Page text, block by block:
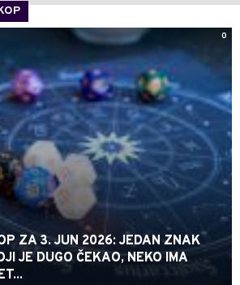
0
ZA 3. JUN 2026: JEDAN ZNAK
JE DUGO ČEKAO, NEKO IMA